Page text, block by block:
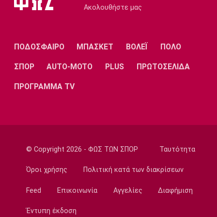
Conference League
Η ενδεκάδα του ΠΑΟΚ για το ματς με την
19:43
Ποδόσφαιρο - Διεθνή
19:22
Champions League
19:03
Ακολουθήστε μας
ΠΟΔΟΣΦΑΙΡΟ ΜΠΑΣΚΕΤ ΒΟΛΕΪ ΠΟΛΟ
ΣΠΟΡ AUTO-MOTO PLUS ΠΡΩΤΟΣΕΛΙΔΑ
ΠΡΟΓΡΑΜΜΑ TV
© Copyright 2026 - ΦΩΣ ΤΩΝ ΣΠΟΡ Ταυτότητα
Όροι χρήσης Πολιτική κατά των διακρίσεων
Feed Επικοινωνία Αγγελίες Διαφήμιση
Έντυπη έκδοση